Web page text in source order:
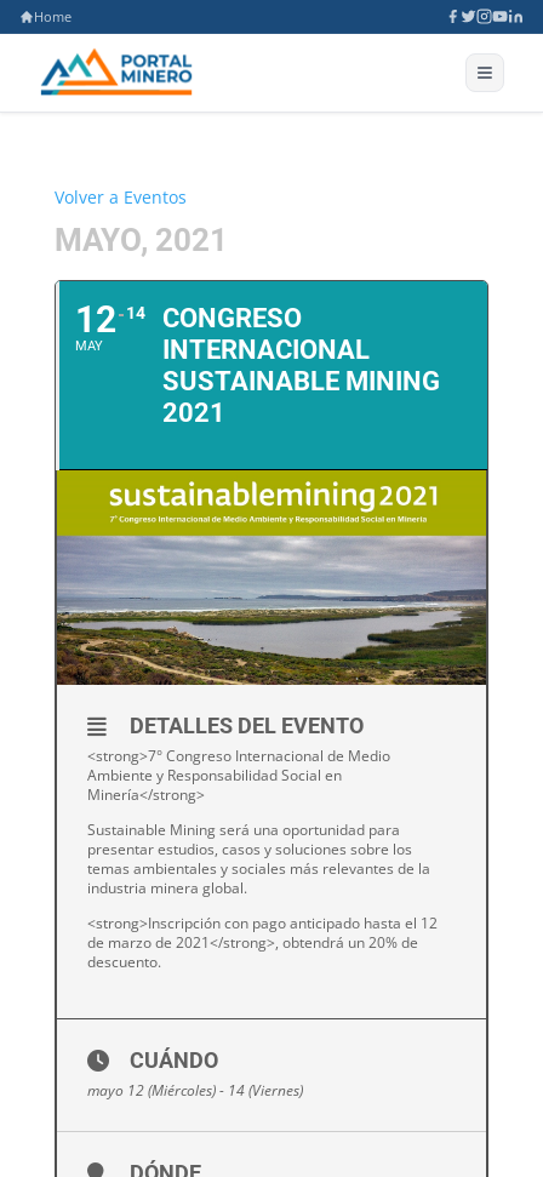
Home
Volver a Eventos
MAYO, 2021
12
MAY
14
CONGRESO
INTERNACIONAL
SUSTAINABLE MINING
2021
DETALLES DEL EVENTO
<strong>7° Congreso Internacional de Medio
Ambiente y Responsabilidad Social en
Minería</strong>
Sustainable Mining será una oportunidad para
presentar estudios, casos y soluciones sobre los
temas ambientales y sociales más relevantes de la
industria minera global.
<strong>Inscripción con pago anticipado hasta el 12
de marzo de 2021</strong>, obtendrá un 20% de
descuento.
CUÁNDO
mayo 12 (Miércoles) - 14 (Viernes)